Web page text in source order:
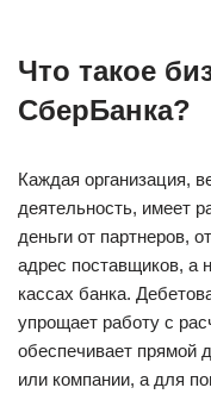
Что такое
СберБанка?
Каждая организация,
деятельность, имеет
деньги от партнеров,
адрес поставщиков, а
кассах банка.
упрощает работу с
обеспечивает прямой
или компании, а для